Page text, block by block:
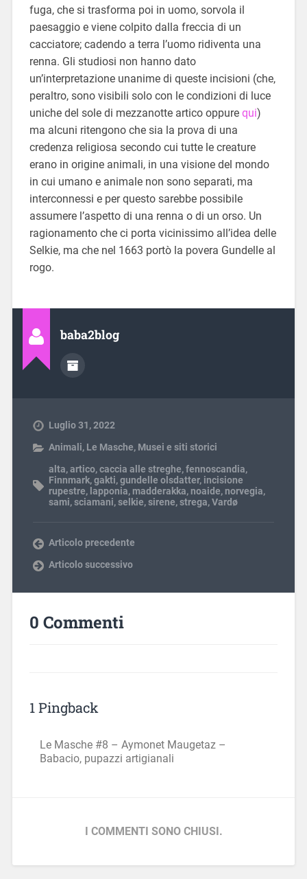
fuga, che si trasforma poi in uomo, sorvola il
paesaggio e viene colpito dalla freccia di un
cacciatore; cadendo a terra l’uomo ridiventa una
renna. Gli studiosi non hanno dato
un’interpretazione unanime di queste incisioni (che,
peraltro, sono visibili solo con le condizioni di luce
uniche del sole di mezzanotte artico oppure qui)
ma alcuni ritengono che sia la prova di una
credenza religiosa secondo cui tutte le creature
erano in origine animali, in una visione del mondo
in cui umano e animale non sono separati, ma
interconnessi e per questo sarebbe possibile
assumere l’aspetto di una renna o di un orso. Un
ragionamento che ci porta vicinissimo all’idea delle
Selkie, ma che nel 1663 portò la povera Gundelle al
rogo.
baba2blog
Luglio 31, 2022
Animali, Le Masche, Musei e siti storici
alta,artico,caccia alle streghe,fennoscandia,
Finnmark,gakti,gundelle olsdatter, incisione
rupestre, lapponia, madderakka,noaide,norvegia,
sami,sciamani,selkie,sirene,strega,Vardø
Articolo precedente
Articolo successivo
0 Commenti
1 Pingback
Le Masche #8 – Aymonet Maugetaz –
Babacio, pupazzi artigianali
I COMMENTI SONO CHIUSI.